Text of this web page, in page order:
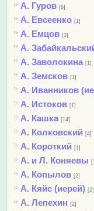
А. Гуров [6]
А. Евсеенко [1]
А. Емцов [3]
А.
А. Заволокина [1]
А. Земсков [1]
А. Иванников
А. Истоков [1]
А. Кашка [14]
А. Колковский [4]
А. Короткий [1]
А. и Л. Коняевы
А. Копылов [2]
А. Кяйс (иерей) [2]
А. Лепехин [2]